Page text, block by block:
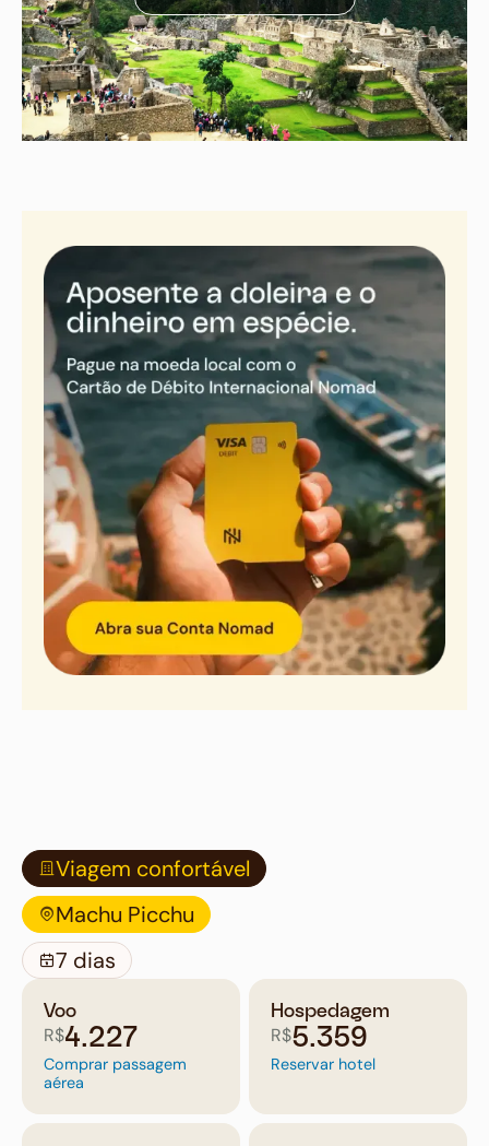
Viagem confortável
Machu Picchu
7 dias
Voo
R$4.227
Comprar passagem
aérea
Hospedagem
R$5.359
Reservar hotel